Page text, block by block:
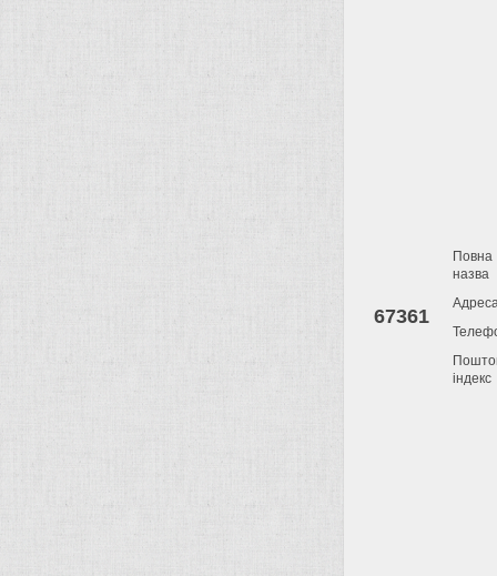
67361
Повна
назва
індекс